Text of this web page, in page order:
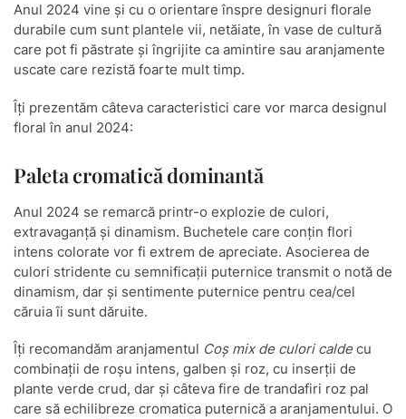
Anul 2024 vine și cu o orientare înspre designuri florale
durabile cum sunt plantele vii, netăiate, în vase de cultură
care pot fi păstrate și îngrijite ca amintire sau aranjamente
uscate care rezistă foarte mult timp.
Îți prezentăm câteva caracteristici care vor marca designul
floral în anul 2024:
Paleta cromatică dominantă
Anul 2024 se remarcă printr-o explozie de culori,
extravaganță și dinamism. Buchetele care conțin flori
intens colorate vor fi extrem de apreciate. Asocierea de
culori stridente cu semnificații puternice transmit o notă de
dinamism, dar și sentimente puternice pentru cea/cel
căruia îi sunt dăruite.
Îți recomandăm aranjamentul Coș mix de culori caldecu
combinații de roșu intens, galben și roz, cu inserții de
plante verde crud, dar și câteva fire de trandafiri roz pal
care să echilibreze cromatica puternică a aranjamentului. O